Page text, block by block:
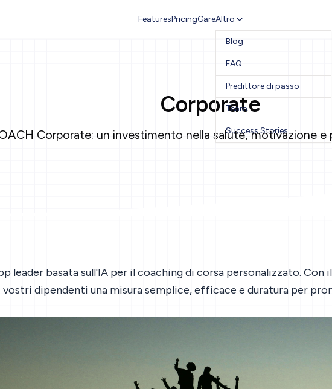
FeaturesPricingGareAltro
Blog
FAQ
Predittore di passo
Team
Success Stories
Corporate
Corporate: un investimento nella salute, motivazione
leader basata sull'IA per il coaching di corsa personalizzato. Con
dipendenti una misura semplice, efficace e duratura per